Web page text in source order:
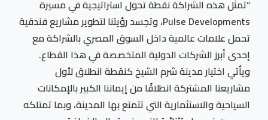
“تمثل هذه الشراكة نقطة تحول استراتيجية في مسيرة
Pulse Developments، وتجسد رؤيتنا لتطوير مشاريع فندقية
تحمل علامات عالمية داخل السوق المصري بالشراكة مع
إحدى أبرز الشركات الدولية المتخصصة في هذا القطاع.
ويأتي اختيار مدينة شرم الشيخ كنقطة انطلاق لأول
مشاريعنا المشتركة انطلاقًا من إيماننا الكبير بالإمكانات
السياحية والاستثمارية التي تتمتع بها المدينة، وبما تمتلكه